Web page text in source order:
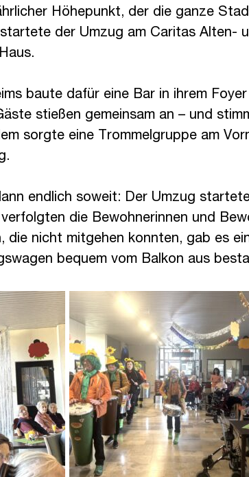
Höhepunkt, der die ganze
der Umzug am Caritas Alten-
baute dafür eine Bar in ihrem
stießen gemeinsam an – und
sorgte eine Trommelgruppe am
endlich soweit: Der Umzug
die Bewohnerinnen und
die nicht mitgehen konnten, gab es
bequem vom Balkon aus